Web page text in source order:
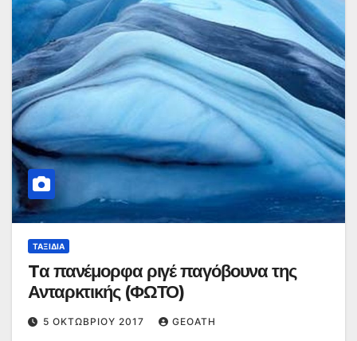
ΤΑΞΊΔΙΑ
Tα πανέμορφα ριγέ παγόβουνα της
Ανταρκτικής (ΦΩΤΟ)
5 ΟΚΤΩΒΡΊΟΥ 2017 GEOATH